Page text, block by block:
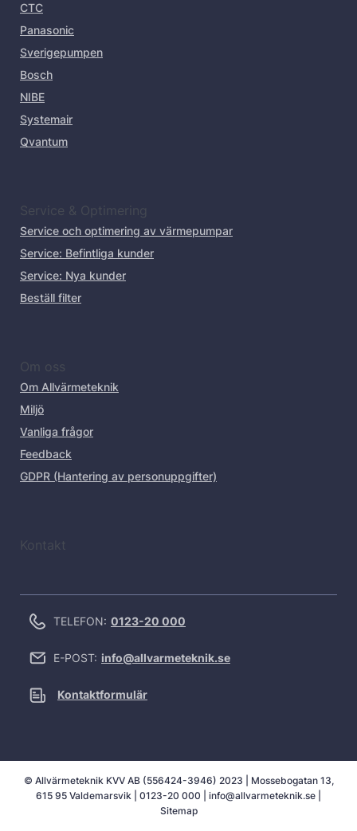
CTC
Panasonic
Sverigepumpen
Bosch
NIBE
Systemair
Qvantum
Service & Optimering
Service och optimering av värmepumpar
Service: Befintliga kunder
Service: Nya kunder
Beställ filter
Om oss
Om Allvärmeteknik
Miljö
Vanliga frågor
Feedback
GDPR (Hantering av personuppgifter)
Kontakt
TELEFON: 0123-20 000
E-POST: info@allvarmeteknik.se
Kontaktformulär
© Allvärmeteknik KVV AB (556424-3946) 2023 | Mossebogatan 13,
615 95 Valdemarsvik | 0123-20 000 info@allvarmeteknik.se
Sitemap